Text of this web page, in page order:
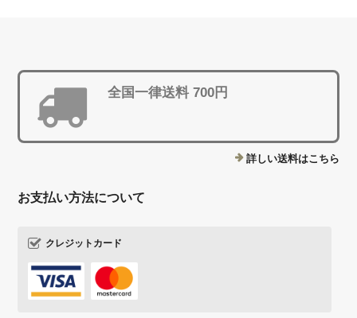
全国一律送料 700円
詳しい送料はこちら
お支払い方法について
クレジットカード